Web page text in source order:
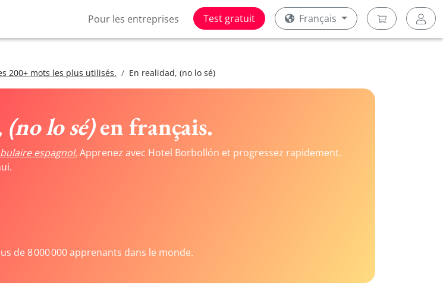
Pour les entreprises Test gratuit Français
200+ mots les plus utilisés. En realidad, (no lo sé)
lo sé)en français.
espagnol.Apprenez avec Hotel Borbollón et progressez rapidement.
de 8 000 000 apprenants dans le monde.